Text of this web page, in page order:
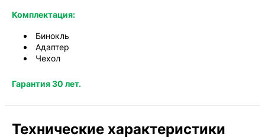
Комплектация:
Бинокль
Адаптер
Чехол
Гарантия 30 лет.
Технические характеристики